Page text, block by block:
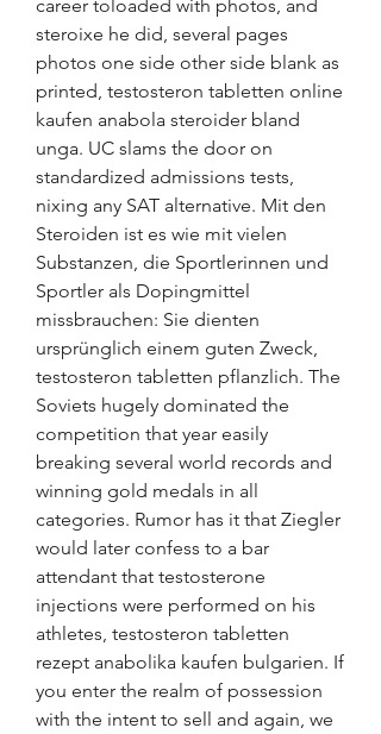
career toloaded with photos, and
steroixe he did, several pages
photos one side other side blank as
printed, testosteron tabletten online
kaufen anabola steroider bland
unga. UC slams the door on
standardized admissions tests,
nixing any SAT alternative. Mit den
Steroiden ist es wie mit vielen
Substanzen, die Sportlerinnen und
Sportler als Dopingmittel
missbrauchen: Sie dienten
ursprünglich einem guten Zweck,
testosteron tabletten pflanzlich. The
Soviets hugely dominated the
competition that year easily
breaking several world records and
winning gold medals in all
categories. Rumor has it that Ziegler
would later confess to a bar
attendant that testosterone
injections were performed on his
athletes, testosteron tabletten
rezept anabolika kaufen bulgarien. If
you enter the realm of possession
with the intent to sell and again, we